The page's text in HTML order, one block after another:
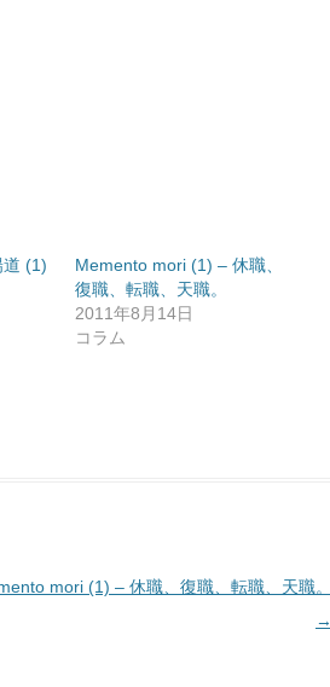
(1)
Memento mori (1) – 休職、
復職、転職、天職。
2011年8月14日
コラム
mori (1) – 休職、復職、転職、天職。
→